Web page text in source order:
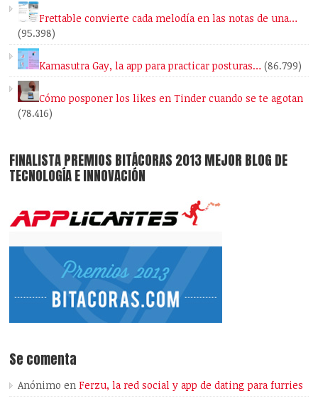
Frettable convierte cada melodía en las notas de una…
(95.398)
Kamasutra Gay, la app para practicar posturas… (86.799)
Cómo posponer los likes en Tinder cuando se te agotan
(78.416)
FINALISTA PREMIOS BITÁCORAS 2013 MEJOR BLOG DE
TECNOLOGÍA E INNOVACIÓN
Se comenta
Anónimo enFerzu, la red social y app de dating para furries